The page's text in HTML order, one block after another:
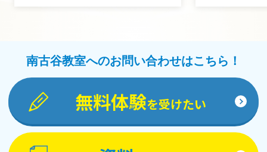
南古谷教室へのお問い合わせはこちら！
無料体験を受けたい